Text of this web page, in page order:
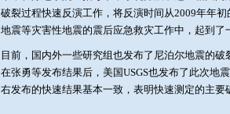
破裂过程快速反演工作，将反演时间从2009年年
地震等灾害性地震的震后应急救灾工作中，起到了
目前，国内外一些研究组也发布了尼泊尔地震的
在张勇等发布结果后，美国USGS也发布了此次地
右发布的快速结果基本一致，表明快速测定的主要